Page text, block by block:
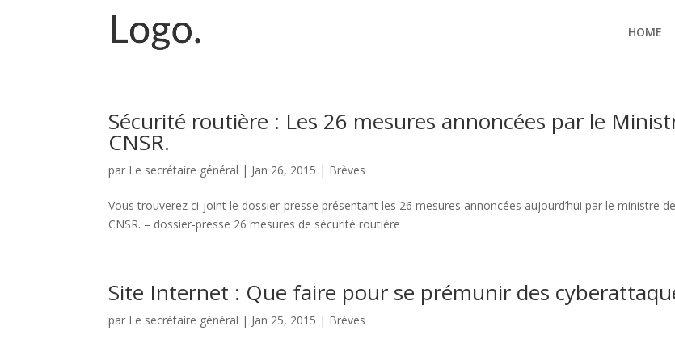
HOME
Sécurité routière : Les 26 mesures annoncées par le
CNSR.
par Le secrétaire général | Jan 26, 2015 | Brèves
Vous trouverez ci-joint le dossier-presse présentant les 26 mesures annoncées aujourd’hui par le ministre
CNSR. – dossier-presse 26 mesures de sécurité routière
Site Internet : Que faire pour se prémunir des
par Le secrétaire général | Jan 25, 2015 | Brèves